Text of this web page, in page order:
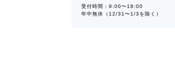
受付時間：9:00〜18:00
年中無休（12/31〜1/3を除く）